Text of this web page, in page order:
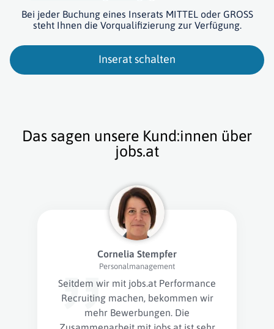
Bei jeder Buchung eines Inserats MITTEL oder GROSS
steht Ihnen die Vorqualifizierung zur Verfügung.
Inserat schalten
Das sagen unsere Kund:innen über
jobs.at
Cornelia Stempfer
Personalmanagement
Seitdem wir mit jobs.at Performance
Recruiting machen, bekommen wir
mehr Bewerbungen. Die